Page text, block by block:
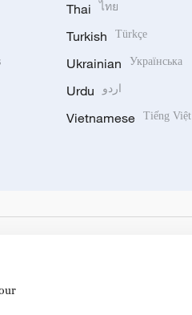
Thai ไทย
Turkish Türkçe
Ukrainian Українська
Urdu اردو
Vietnamese Tiếng Việt